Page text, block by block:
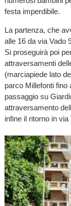
festa imperdibile.
La partenza, che
alle 16 da via Vado
Si proseguirà poi
attraversamenti
(marciapiede lato
parco Millefonti fino
passaggio su
attraversamento
infine il ritorno in via